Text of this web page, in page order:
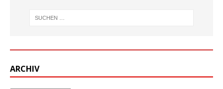
ARCHIV